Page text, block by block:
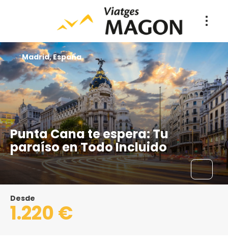
Punta Cana te espera: Tu
paraíso en Todo Incluido
Madrid, España
Desde
1.220 €